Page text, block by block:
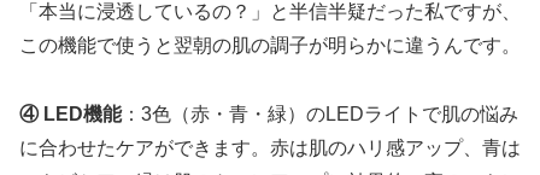
「本当に浸透しているの？」と半信半疑だった私ですが、
この機能で使うと翌朝の肌の調子が明らかに違うんです。
④ LED機能：3色（赤・青・緑）のLEDライトで肌の悩み
に合わせたケアができます。赤は肌のハリ感アップ、青は